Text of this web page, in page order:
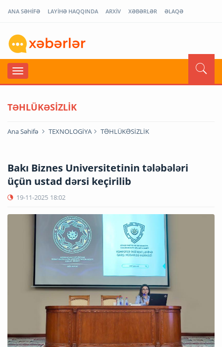
ANA SƏHİFƏ LAYİHƏ HAQQINDA ARXİV XƏBƏRLƏR ƏLAQƏ
TƏHLÜKƏSİZLİK
Ana Səhifə TEXNOLOGİYA TƏHLÜKƏSİZLİK
Bakı Biznes Universitetinin tələbələri
üçün ustad dərsi keçirilib
19-11-2025 18:02